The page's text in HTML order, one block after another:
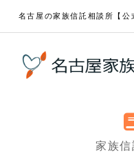
名古屋の家族信託相談所【
家族信